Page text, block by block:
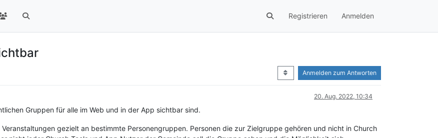
Registrieren Anmelden
Anmelden zum Antworten
20. Aug. 2022, 10:34
Gruppen für alle im Web und in der App sichtbar sind.
gezielt an bestimmte Personengruppen. Personen die zur Zielgruppe gehören und nicht in Church